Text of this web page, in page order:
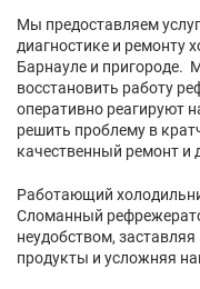
Мы предоставляем
диагностике и ремонту
Барнауле и пригороде.
восстановить работу
оперативно реагируют
решить проблему в
качественный ремонт и
Работающий
Сломанный
неудобством,
продукты и усложняя